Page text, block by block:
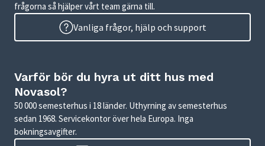
frågorna så hjälper vårt team gärna till.
Vanliga frågor, hjälp och support
Varför bör du hyra ut ditt hus med
Novasol?
50 000 semesterhus i 18 länder. Uthyrning av semesterhus
sedan 1968. Servicekontor över hela Europa. Inga
bokningsavgifter.